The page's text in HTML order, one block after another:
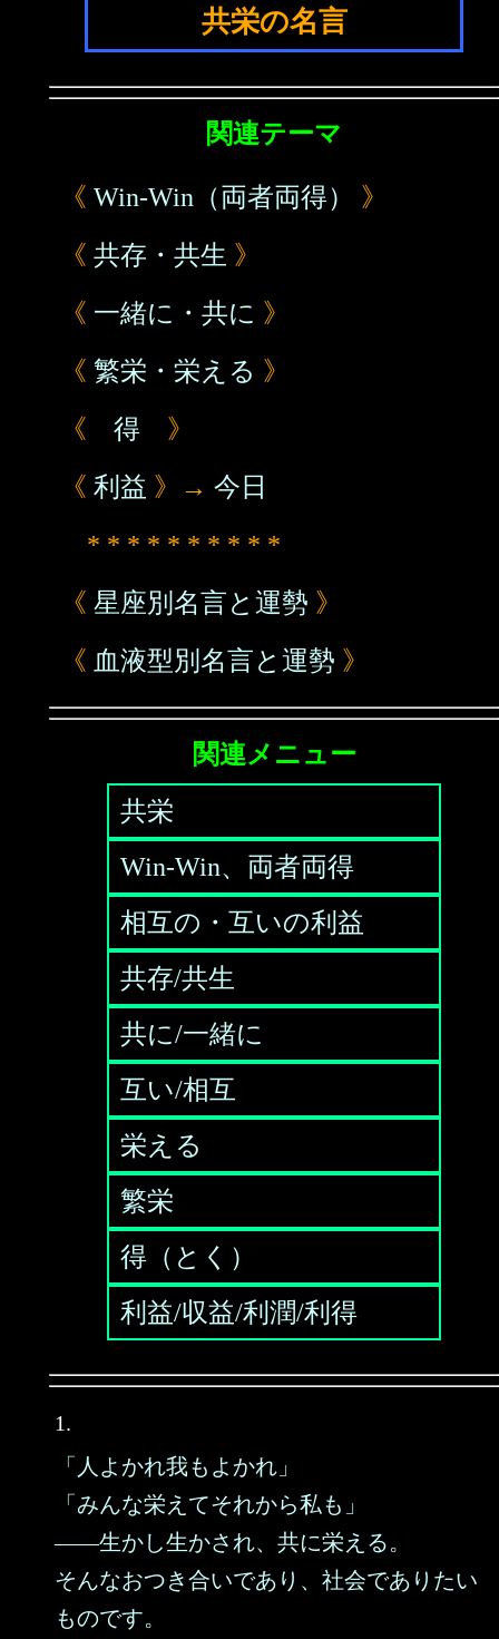
共栄の名言
関連テーマ
《 Win-Win（両者両得）
》
《 共存・共生 》
《 一緒に・共に 》
《 繁栄・栄える 》
《 得 》
《 利益 》→ 今日
* * * * * * * * * *
《 星座別名言と運勢 》
《 血液型別名言と運勢 》
関連メニュー
共栄
Win-Win、両者両得
相互の・互いの利益
共存/共生
共に/一緒に
互い/相互
栄える
繁栄
得（とく）
利益/収益/利潤/利得
1.
「人よかれ我もよかれ」
「みんな栄えてそれから私も」
――生かし生かされ、共に栄える。
そんなおつき合いであり、社会でありたい
ものです。